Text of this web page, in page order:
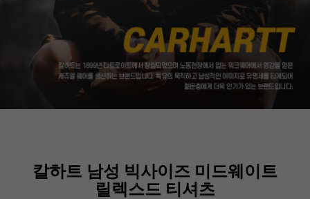
칼하트 남성 빅사이즈 미드웨이트
릴렉스드 티셔츠